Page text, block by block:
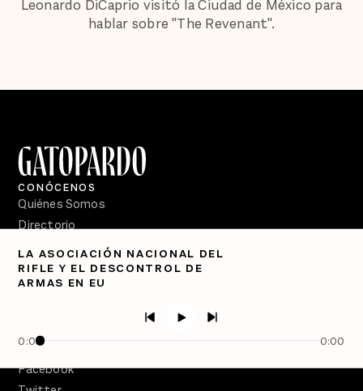
Leonardo DiCaprio visitó la Ciudad de México para
hablar sobre "The Revenant".
LA ASOCIACIÓN NACIONAL DEL
RIFLE Y EL DESCONTROL DE
ARMAS EN EU
0:00 0:00
CONÓCENOS
Quiénes Somos
Directorio
PÓDCASTS
Semanario Gatopardo
Facebook